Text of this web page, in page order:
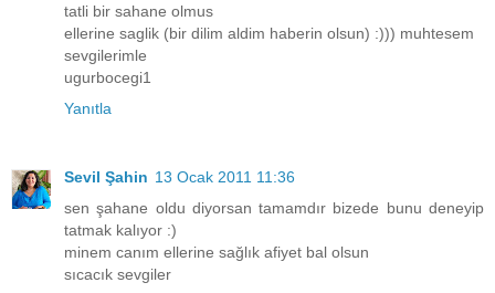
tatli bir sahane olmus
ellerine saglik (bir dilim aldim haberin olsun) :))) muhtesem
sevgilerimle
ugurbocegi1
Yanıtla
Sevil Şahin 13 Ocak 2011 11:36
sen şahane oldu diyorsan tamamdır bizede bunu deneyip
tatmak kalıyor :)
minem canım ellerine sağlık afiyet bal olsun
sıcacık sevgiler